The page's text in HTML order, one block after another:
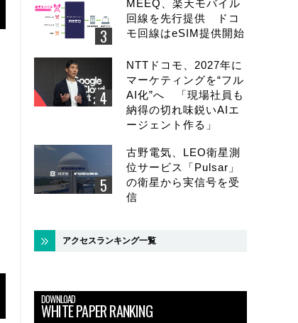
MEEQ、楽天モバイル
回線を先行提供 ドコ
モ回線はeSIM提供開始
NTTドコモ、2027年に
マーケティングを“フル
AI化”へ 「現場社員も
納得の切れ味鋭いAIエ
ージェント作る」
古野電気、LEO衛星測
位サービス「Pulsar」
の衛星から実信号を受
信
アクセスランキング一覧
DOWNLOAD
WHITE PAPER RANKING